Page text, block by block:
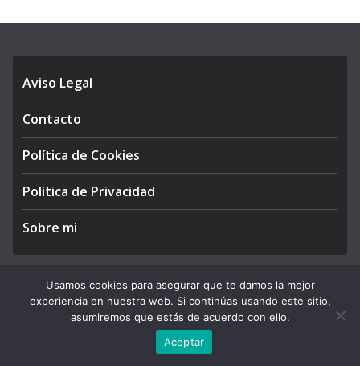
Aviso Legal
Contacto
Política de Cookies
Política de Privacidad
Sobre mi
Copyright © 2026APEGA Perú. All rights reserved.
by ThemeGrill. Powered by
Usamos cookies para asegurar que te damos la mejor
experiencia en nuestra web. Si continúas usando este sitio,
asumiremos que estás de acuerdo con ello.
Aceptar